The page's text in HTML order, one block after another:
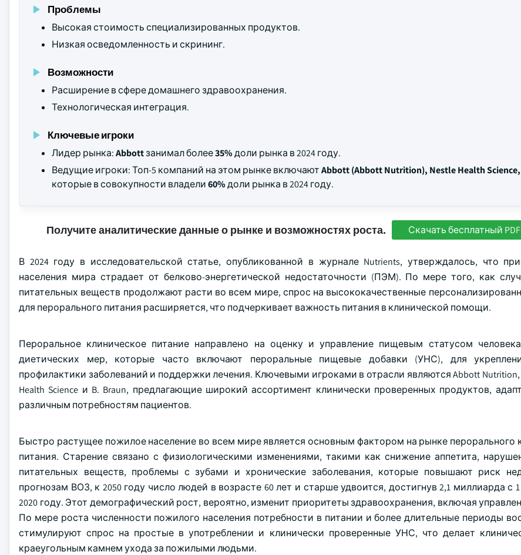
Проблемы
Высокая стоимость специализированных продуктов.
Низкая осведомленность и скрининг.
Возможности
Расширение в сфере домашнего здравоохранения.
Технологическая интеграция.
Ключевые игроки
Лидер рынка:Abbottзанимал более35%доли рынка в 2024 году.
Ведущие игроки: Топ-5 компаний на этом рынке включаютAbbott (Abbott Nutrition), Nestle Health
которые в совокупности владели60%доли рынка в 2024 году.
Получите аналитические данные о рынке и возможностях роста. Скачать бесплатный
В 2024 году в исследовательской статье, опубликованной в журнале Nutrients, утверждалось, что
населения мира страдает от белково-энергетической недостаточности (ПЭМ). По мере того, как
питательных веществ продолжают расти во всем мире, спрос на высококачественные
для перорального питания расширяется, что подчеркивает важность питания в клинической помощи.
Пероральное клиническое питание направлено на оценку и управление пищевым статусом
диетических мер, которые часто включают пероральные пищевые добавки (УНС), для
профилактики заболеваний и поддержки лечения. Ключевыми игроками в отрасли являются Abbott Nutrition,
Health Science и B. Braun, предлагающие широкий ассортимент клинически проверенных продуктов,
различным потребностям пациентов.
Быстро растущее пожилое население во всем мире является основным фактором на рынке перорального
питания. Старение связано с физиологическими изменениями, такими как снижение аппетита,
питательных веществ, проблемы с зубами и хронические заболевания, которые повышают риск
прогнозам ВОЗ, к 2050 году число людей в возрасте 60 лет и старше удвоится, достигнув 2,1 миллиарда с
2020 году. Этот демографический рост, вероятно, изменит приоритеты здравоохранения, включая
По мере роста численности пожилого населения потребности в питании и более длительные периоды
стимулируют спрос на простые в употреблении и клинически проверенные УНС, что делает
краеугольным камнем ухода за пожилыми людьми.